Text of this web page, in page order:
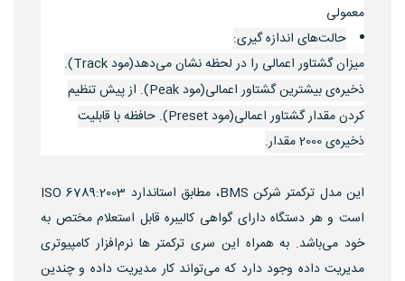
معمولی
حالت‌های اندازه گیری:
میزان گشتاور اعمالی را در لحظه نشان می‌دهد(مود Track).
ذخیره‌ی بیشترین گشتاور اعمالی(مود Peak). از پیش تنظیم
کردن مقدار گشتاور اعمالی(مود Preset). حافظه با قابلیت
ذخیره‌ی 2000 مقدار.
این مدل ترکمتر شرکن BMS، مطابق استاندارد ISO 6789:2003
است و هر دستگاه دارای گواهی کالیبره قابل استعلام مختص به
خود می‌باشد. به همراه این سری ترکمتر ها نرم‌افزار کامپیوتری
مدیریت داده وجود دارد که می‌تواند کار مدیریت داده و چندین